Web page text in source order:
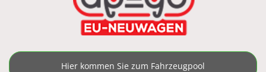
Hier kommen Sie zum Fahrzeugpool